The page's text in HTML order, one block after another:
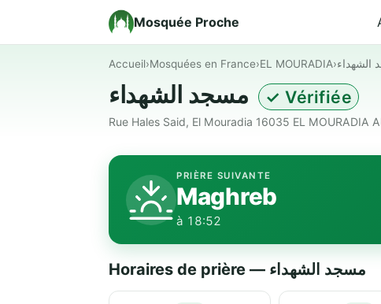
Mosquée Proche
Accueil›Mosquées en France›EL MOURADIA›الشهداء
✓ Vérifiée
Rue Hales Said, El Mouradia 16035 EL MOURADIA
PRIÈRE SUIVANTE
Maghreb
à 18:52
Horaires de prière — مسجد الشهداء